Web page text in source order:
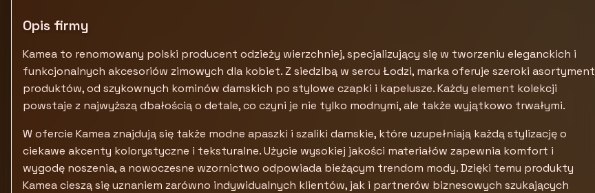
Opis firmy
Kamea to renomowany polski producent odzieży wierzchniej, specjalizujący się w tworzeniu eleganckich i
funkcjonalnych akcesoriów zimowych dla kobiet. Z siedzibą w sercu Łodzi, marka oferuje szeroki asortyment
produktów, od szykownych kominów damskich po stylowe czapki i kapelusze. Każdy element kolekcji
powstaje z najwyższą dbałością o detale, co czyni je nie tylko modnymi, ale także wyjątkowo trwałymi.
W ofercie Kamea znajdują się także modne apaszki i szaliki damskie, które uzupełniają każdą stylizację o
ciekawe akcenty kolorystyczne i teksturalne. Użycie wysokiej jakości materiałów zapewnia komfort i
wygodę noszenia, a nowoczesne wzornictwo odpowiada bieżącym trendom mody. Dzięki temu produkty
Kamea cieszą się uznaniem zarówno indywidualnych klientów, jak i partnerów biznesowych szukających